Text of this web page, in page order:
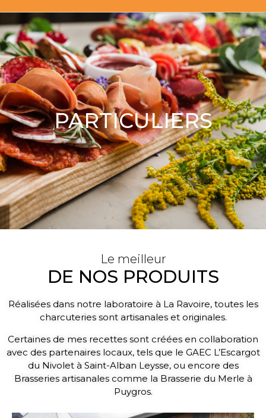
PARTICULIERS
Le meilleur
DE NOS PRODUITS
Réalisées dans notre laboratoire à La Ravoire, toutes les
charcuteries sont artisanales et originales.
Certaines de mes recettes sont créées en collaboration
avec des partenaires locaux, tels que le GAEC L’Escargot
du Nivolet à Saint-Alban Leysse, ou encore des
Brasseries artisanales comme la Brasserie du Merle à
Puygros.